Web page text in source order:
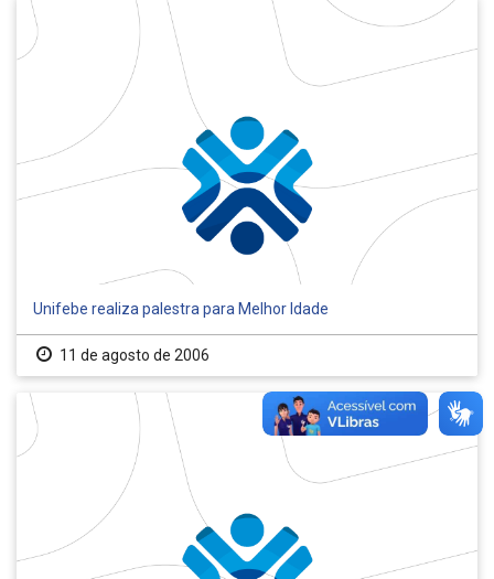
Unifebe realiza palestra para Melhor Idade
11 de agosto de 2006